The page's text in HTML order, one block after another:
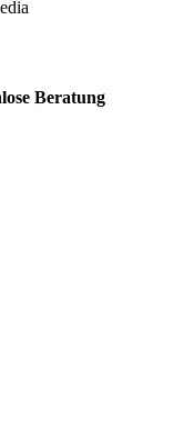
Beratung